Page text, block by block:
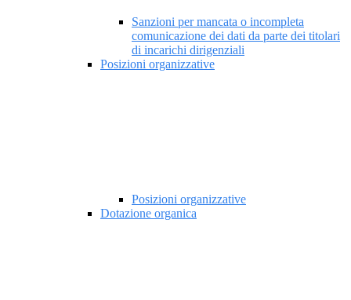
Sanzioni per mancata o incompleta
comunicazione dei dati da parte dei titolari
di incarichi dirigenziali
Posizioni organizzative
Posizioni organizzative
Dotazione organica